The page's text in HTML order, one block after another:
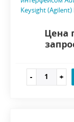
Keysight (Agilent)
Цена